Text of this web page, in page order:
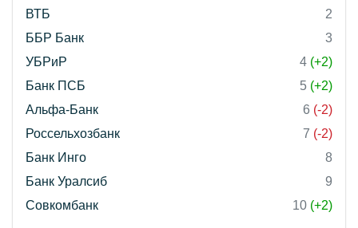
ВТБ
2
ББР Банк
3
УБРиР
4 (+2)
Банк ПСБ
5 (+2)
Альфа-Банк
6 (-2)
Россельхозбанк
7 (-2)
Банк Инго
8
Банк Уралсиб
9
Совкомбанк
10 (+2)